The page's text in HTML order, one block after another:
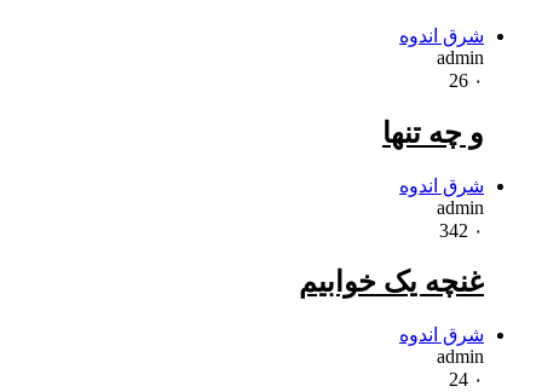
شرق اندوه
admin
۰
و چه تنها
شرق اندوه
admin
۰
غنچه یک خوابیم
شرق اندوه
admin
۰